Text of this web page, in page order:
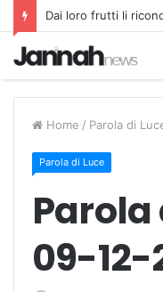
Dai loro frutti li
Home / Parola di
Parola di Luce
Parola
09-12-